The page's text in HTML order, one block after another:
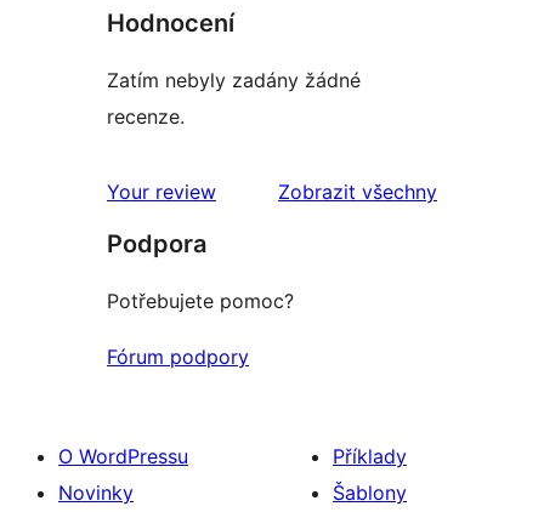
Hodnocení
Zatím nebyly zadány žádné
recenze.
Your review Zobrazit všechnyrecenze
Podpora
Potřebujete pomoc?
Fórum podpory
O WordPressu
Novinky
Příklady
Šablony